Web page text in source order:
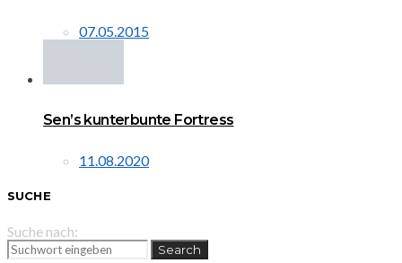
07.05.2015
Sen’s kunterbunte Fortress
11.08.2020
SUCHE
Suche nach:
Search